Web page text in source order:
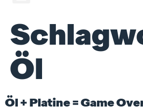
Öl
Öl + Platine = Game